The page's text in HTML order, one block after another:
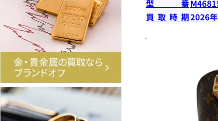
型番
買取時期2026